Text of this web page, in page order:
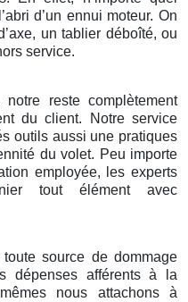
d’un ennui moteur. On
un tablier déboîté, ou
service.
reste complètement
du client. Notre service
outils aussi une pratiques
du volet. Peu importe
employée, les experts
tout élément avec
source de dommage
dépenses afférents à la
nous attachons à